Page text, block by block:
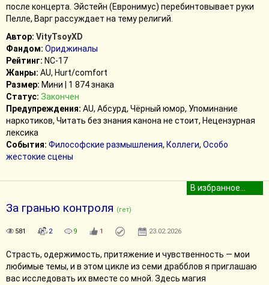
после концерта. Эйстейн (Евронимус) перебинтовывает руки
Пелле, Варг рассуждает на тему религий.
Автор: VityTsoyXD
Фандом: Ориджиналы
Рейтинг: NC-17
Жанры: AU, Hurt/comfort
Размер: Мини | 1 874 знака
Статус: Закончен
Предупреждения: AU, Абсурд, Чёрный юмор, Упоминание
наркотиков, Читать без знания канона не стоит, Нецензурная
лексика
События: Философские размышления, Коллеги, Особо
жестокие сцены
За гранью контроля (гет)
581 2 9 1 23.02.2026
Страсть, одержимость, притяжение и чувственность — мои
любимые темы, и в этом цикле из семи драбблов я приглашаю
вас исследовать их вместе со мной. Здесь магия